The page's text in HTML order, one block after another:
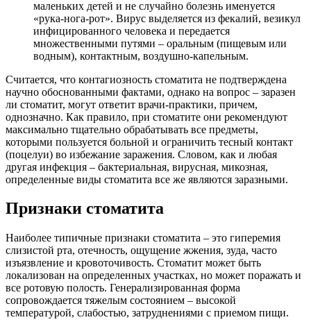
маленьких детей и не случайно болезнь именуется
«рука-нога-рот». Вирус выделяется из фекалий, везикул
инфицированного человека и передается
множественными путями – оральным (пищевым или
водным), контактным, воздушно-капельным.
Считается, что контагиозность стоматита не подтверждена
научно обоснованными фактами, однако на вопрос – заразен
ли стоматит, могут ответит врачи-практики, причем,
однозначно. Как правило, при стоматите они рекомендуют
максимально тщательно обрабатывать все предметы,
которыми пользуется больной и ограничить тесный контакт
(поцелуи) во избежание заражения. Словом, как и любая
другая инфекция – бактериальная, вирусная, микозная,
определенные виды стоматита все же являются заразными.
Признаки стоматита
Наиболее типичные признаки стоматита – это гиперемия
слизистой рта, отечность, ощущение жжения, зуда, часто
изъязвление и кровоточивость. Стоматит может быть
локализован на определенных участках, но может поражать и
все ротовую полость. Генерализированная форма
сопровождается тяжелым состоянием – высокой
температурой, слабостью, затруднениями с приемом пищи.